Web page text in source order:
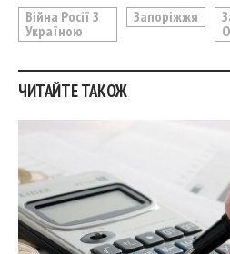
Війна Росії З
Україною
Запоріжжя
ЧИТАЙТЕ ТАКОЖ